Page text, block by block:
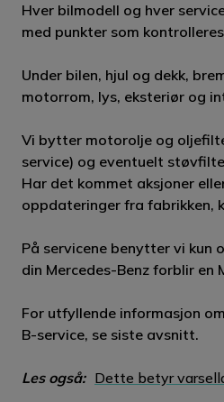
Hver bilmodell og hver
med punkter som
Under bilen, hjul og dekk,
motorrom, lys, eksteriør og
Vi bytter motorolje og
service) og eventuelt
Har det kommet aksjoner
oppdateringer fra fabrikken,
På servicene benytter vi kun
din Mercedes-Benz forblir en
For utfyllende informasjon
B-service, se siste avsnitt.
Les også: Dette betyr